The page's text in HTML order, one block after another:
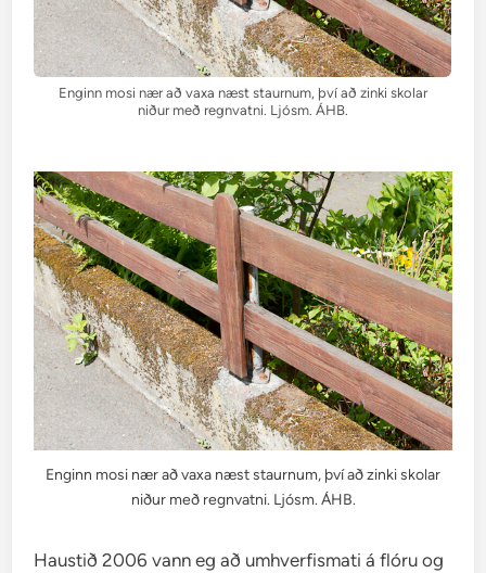
Enginn mosi nær að vaxa næst staurnum, því að zinki skolar
niður með regnvatni. Ljósm. ÁHB.
Enginn mosi nær að vaxa næst staurnum, því að zinki skolar
niður með regnvatni. Ljósm. ÁHB.
Haustið 2006 vann eg að umhverfismati á flóru og